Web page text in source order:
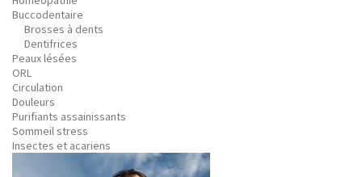
Buccodentaire
Brosses à dents
Dentifrices
Peaux lésées
ORL
Circulation
Douleurs
Purifiants assainissants
Sommeil stress
Insectes et acariens